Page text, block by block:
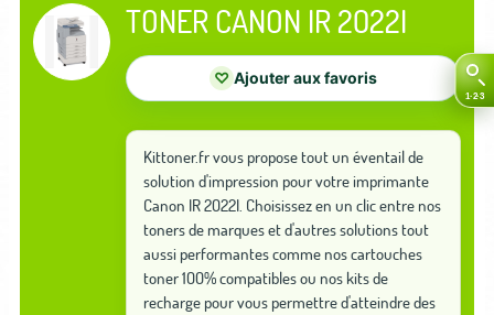
TONER CANON IR 2022I
♡ Ajouter aux favoris
Kittoner.fr vous propose tout un éventail de
solution d'impression pour votre imprimante
Canon IR 2022I. Choisissez en un clic entre nos
toners de marques et d'autres solutions tout
aussi performantes comme nos cartouches
toner 100% compatibles ou nos kits de
recharge pour vous permettre d'atteindre des